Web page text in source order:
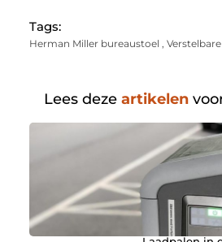
Tags:
Herman Miller bureaustoel ,
Lees deze artikelen